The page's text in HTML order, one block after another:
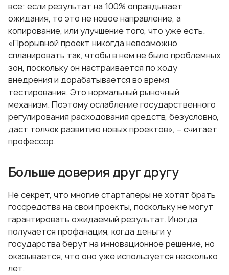
все: если результат на 100% оправдывает
ожидания, то это не новое направление, а
копирование, или улучшение того, что уже есть.
«Прорывной проект никогда невозможно
спланировать так, чтобы в нем не было проблемных
зон, поскольку он настраивается по ходу
внедрения и дорабатывается во время
тестирования. Это нормальный рыночный
механизм. Поэтому ослабление государственного
регулирования расходования средств, безусловно,
даст толчок развитию новых проектов», – считает
профессор.
Больше доверия друг другу
Не секрет, что многие стартаперы не хотят брать
госсредства на свои проекты, поскольку не могут
гарантировать ожидаемый результат. Иногда
получается профанация, когда деньги у
государства берут на инновационное решение, но
оказывается, что оно уже используется несколько
лет.